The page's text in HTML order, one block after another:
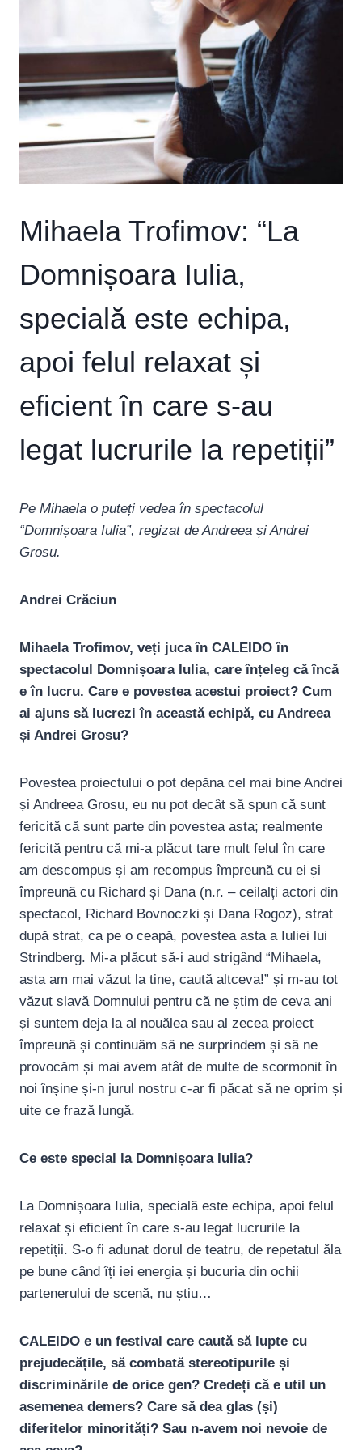
Mihaela Trofimov: “La
Domnișoara Iulia,
specială este echipa,
apoi felul relaxat și
eficient în care s-au
legat lucrurile la repetiții”
Pe Mihaela o puteți vedea în spectacolul
“Domnișoara Iulia”, regizat de Andreea și Andrei
Grosu.
Andrei Crăciun
Mihaela Trofimov, veți juca în CALEIDO în
spectacolul Domnișoara Iulia, care înțeleg că încă
e în lucru. Care e povestea acestui proiect? Cum
ai ajuns să lucrezi în această echipă, cu Andreea
și Andrei Grosu?
Povestea proiectului o pot depăna cel mai bine Andrei
și Andreea Grosu, eu nu pot decât să spun că sunt
fericită că sunt parte din povestea asta; realmente
fericită pentru că mi-a plăcut tare mult felul în care
am descompus și am recompus împreună cu ei și
împreună cu Richard și Dana (n.r. – ceilalți actori din
spectacol, Richard Bovnoczki și Dana Rogoz), strat
după strat, ca pe o ceapă, povestea asta a Iuliei lui
Strindberg. Mi-a plăcut să-i aud strigând “Mihaela,
asta am mai văzut la tine, caută altceva!” și m-au tot
văzut slavă Domnului pentru că ne știm de ceva ani
și suntem deja la al nouălea sau al zecea proiect
împreună și continuăm să ne surprindem și să ne
provocăm și mai avem atât de multe de scormonit în
noi înșine și-n jurul nostru c-ar fi păcat să ne oprim și
uite ce frază lungă.
Ce este special la Domnișoara Iulia?
La Domnișoara Iulia, specială este echipa, apoi felul
relaxat și eficient în care s-au legat lucrurile la
repetiții. S-o fi adunat dorul de teatru, de repetatul ăla
pe bune când îți iei energia și bucuria din ochii
partenerului de scenă, nu știu…
CALEIDO e un festival care caută să lupte cu
prejudecățile, să combată stereotipurile și
discriminările de orice gen? Credeți că e util un
asemenea demers? Care să dea glas (și)
diferitelor minorități? Sau n-avem noi nevoie de